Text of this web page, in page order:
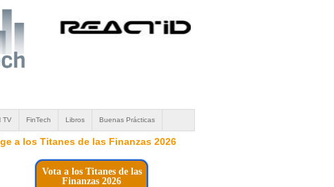
TV FinTech Libros Buenas Prácticas
a los Titanes de las Finanzas 2026
Vota a los Titanes de las
Finanzas 2026